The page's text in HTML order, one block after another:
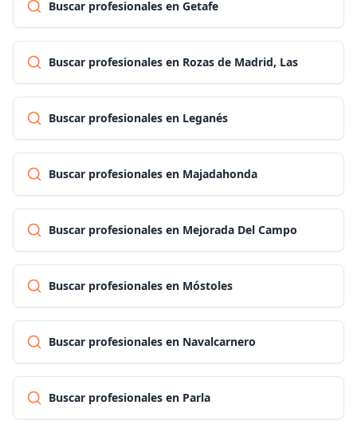
Buscar profesionales en Getafe
Buscar profesionales en Rozas de Madrid, Las
Buscar profesionales en Leganés
Buscar profesionales en Majadahonda
Buscar profesionales en Mejorada Del Campo
Buscar profesionales en Móstoles
Buscar profesionales en Navalcarnero
Buscar profesionales en Parla